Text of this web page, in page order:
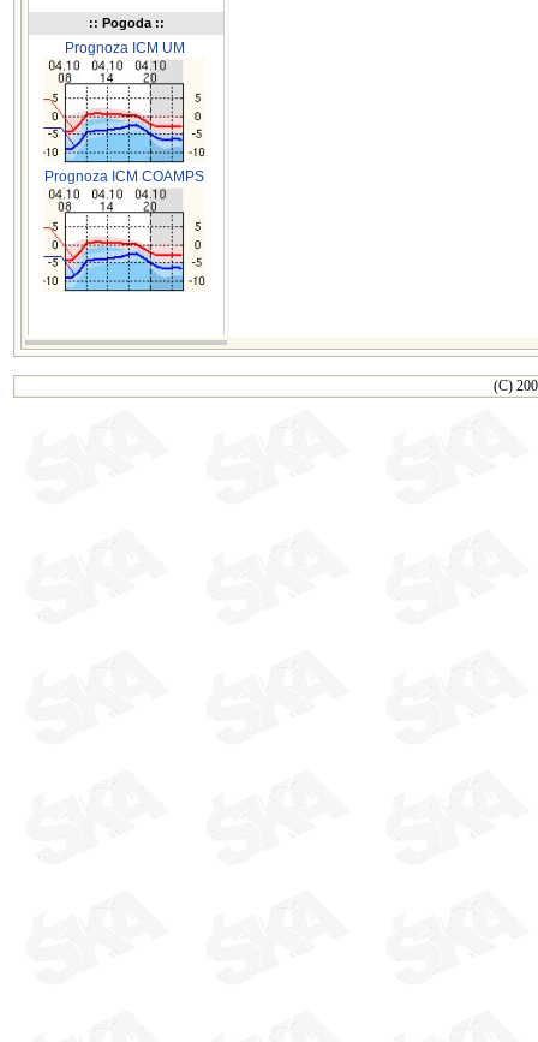
:: Pogoda ::
Prognoza ICM UM
Prognoza ICM COAMPS
(C)